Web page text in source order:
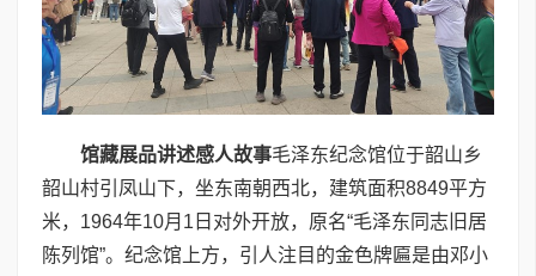
馆藏展品讲述感人故事毛泽东纪念馆位于韶山乡
韶山村引凤山下，坐东南朝西北，建筑面积8849平方
米，1964年10月1日对外开放，原名“毛泽东同志旧居
陈列馆”。纪念馆上方，引人注目的金色牌匾是由邓小